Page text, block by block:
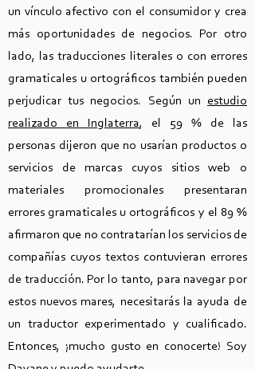
un vínculo afectivo con el consumidor y crea
más oportunidades de negocios. Por otro
lado, las traducciones literales o con errores
gramaticales u ortográficos también pueden
perjudicar tus negocios. Según un estudio
realizado en Inglaterra, el 59 % de las
personas dijeron que no usarían productos o
servicios de marcas cuyos sitios web o
materiales promocionales presentaran
errores gramaticales u ortográficos y el 89 %
afirmaron que no contratarían los servicios de
compañías cuyos textos contuvieran errores
de traducción. Por lo tanto, para navegar por
estos nuevos mares, necesitarás la ayuda de
un traductor experimentado y cualificado.
Entonces, ¡mucho gusto en conocerte! Soy